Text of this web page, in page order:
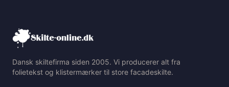
Dansk skiltefirma siden 2005. Vi producerer alt fra
folietekst og klistermærker til store facadeskilte.